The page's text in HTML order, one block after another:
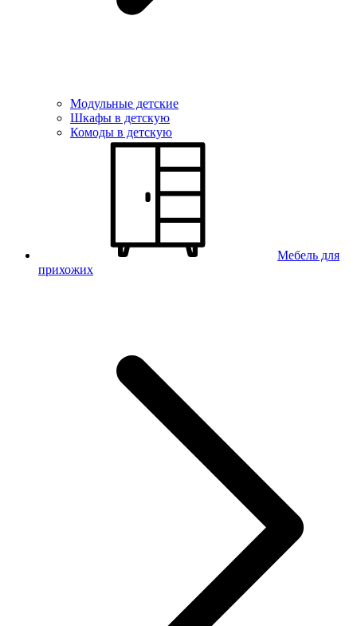
Модульные детские
Шкафы в детскую
Комоды в детскую
Мебель для
прихожих